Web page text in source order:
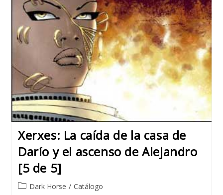
Xerxes: La caída de la casa de
Darío y el ascenso de Alejandro
[5 de 5]
PostDark Horse / Catálogo